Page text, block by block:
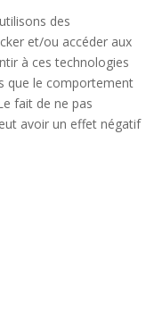
des
et/ou accéder aux
à ces technologies
que le comportement
fait de ne pas
avoir un effet négatif